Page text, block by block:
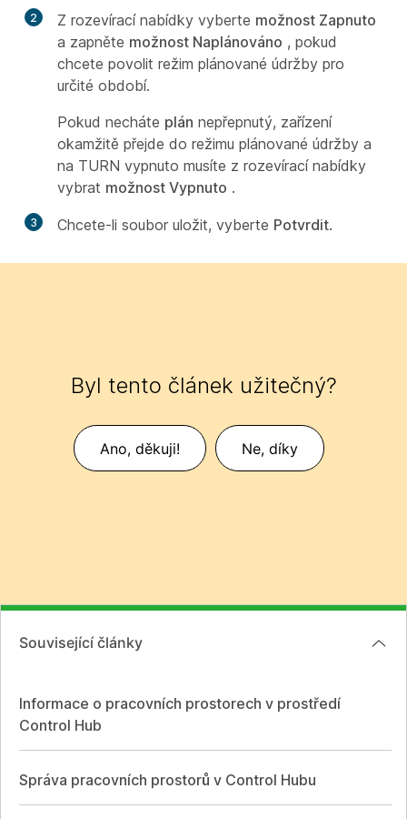
2 Z rozevírací nabídky vyberte možnost Zapnuto
a zapněte možnost Naplánováno , pokud
chcete povolit režim plánované údržby pro
určité období.
Pokud necháte plán nepřepnutý, zařízení
okamžitě přejde do režimu plánované údržby a
na TURN vypnuto musíte z rozevírací nabídky
vybrat možnost Vypnuto .
3 Chcete-li soubor uložit, vyberte Potvrdit.
Byl tento článek užitečný?
Ano, děkuji! Ne, díky
Související články
Informace o pracovních prostorech v prostředí
Control Hub
Správa pracovních prostorů v Control Hubu